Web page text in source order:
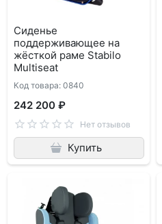
Сиденье
поддерживающее на
жёсткой раме Stabilo
Multiseat
Код товара: 0840
242 200 ₽
Нет отзывов
Купить